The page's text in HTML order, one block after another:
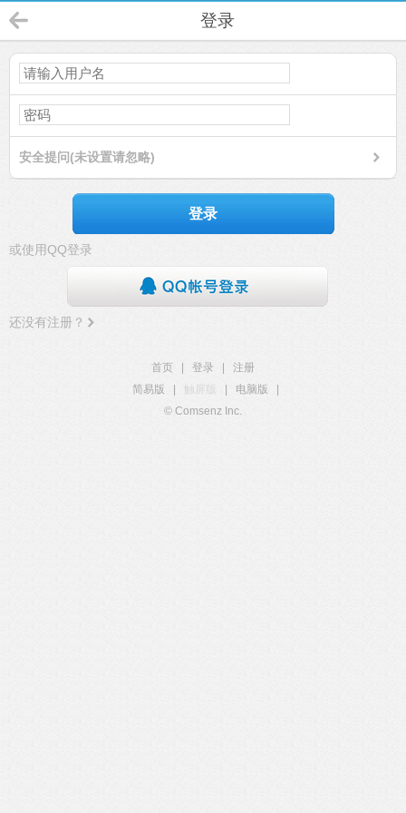
登录
安全提问(未设置请忽略)
登录
或使用QQ登录
还没有注册？
首页 登录
注册
简易版
触屏版 电脑版
© Comsenz Inc.